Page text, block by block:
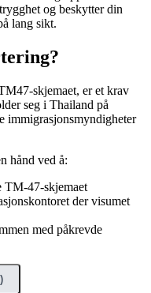
og beskytter din
lang sikt.
skjemaet, er et krav
seg i Thailand på
immigrasjonsmyndigheter
hånd ved å:
TM-47-skjemaet
der visumet
med påkrevde